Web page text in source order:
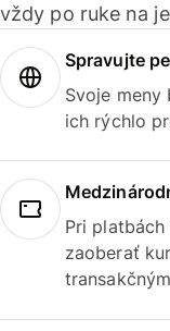
vždy po ruke na
Spravujte
Svoje
ich rýchlo
Pri
zaoberať